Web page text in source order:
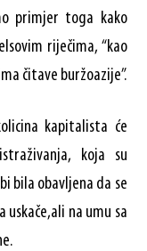
primjer toga kako
riječima, “kao
čitave buržoazije”.
kapitalista će
koja su
bila obavljena da se
na umu sa